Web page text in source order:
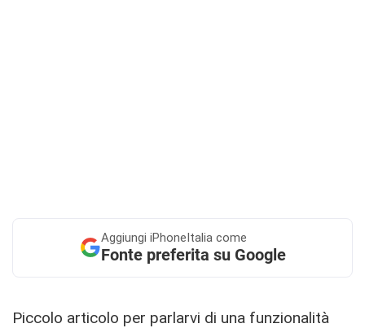
Aggiungi iPhoneItalia come
Fonte preferita su Google
Piccolo articolo per parlarvi di una funzionalità